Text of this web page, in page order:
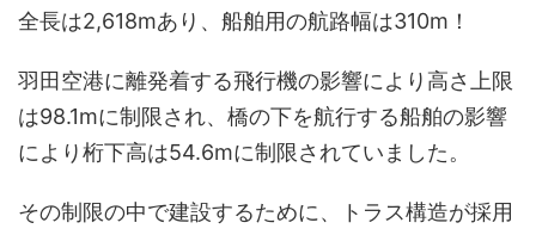
全長は2,618mあり、船舶用の航路幅は310m！
羽田空港に離発着する飛行機の影響により高さ上限
は98.1mに制限され、橋の下を航行する船舶の影響
により桁下高は54.6mに制限されていました。
その制限の中で建設するために、トラス構造が採用